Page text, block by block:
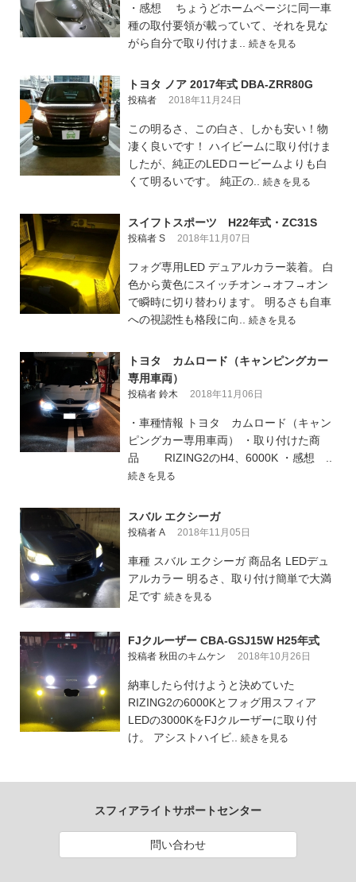
・感想 ちょうどホームページに同一車
種の取付要領が載っていて、それを見な
がら自分で取り付けま.. 続きを見る
トヨタ ノア 2017年式 DBA-ZRR80G
投稿者 2018年11月24日
この明るさ、この白さ、しかも安い！物
凄く良いです！ ハイビームに取り付けま
したが、純正のLEDロービームよりも白
くて明るいです。 純正の.. 続きを見る
スイフトスポーツ H22年式・ZC31S
投稿者 S 2018年11月07日
フォグ専用LED デュアルカラー装着。 白
色から黄色にスイッチオン→オフ→オン
で瞬時に切り替わります。 明るさも自車
への視認性も格段に向.. 続きを見る
トヨタ カムロード（キャンピングカー
専用車両）
投稿者 鈴木 2018年11月06日
・車種情報 トヨタ カムロード（キャン
ピングカー専用車両） ・取り付けた商
品 RIZING2のH4、6000K ・感想 ..
続きを見る
スバル エクシーガ
投稿者 A 2018年11月05日
車種 スバル エクシーガ 商品名 LEDデュ
アルカラー 明るさ、取り付け簡単で大満
足です 続きを見る
FJクルーザー CBA-GSJ15W H25年式
投稿者 秋田のキムケン 2018年10月26日
納車したら付けようと決めていた
RIZING2の6000Kとフォグ用スフィア
LEDの3000KをFJクルーザーに取り付
け。 アシストハイビ.. 続きを見る
スフィアライトサポートセンター
問い合わせ